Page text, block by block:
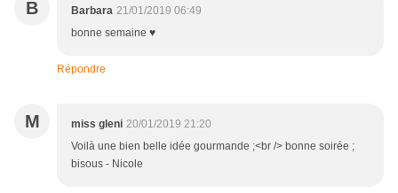
B Barbara 21/01/2019 06:49
bonne semaine ♥
Répondre
M miss gleni 20/01/2019 21:20
Voilà une bien belle idée gourmande ;<br /> bonne soirée ;
bisous - Nicole